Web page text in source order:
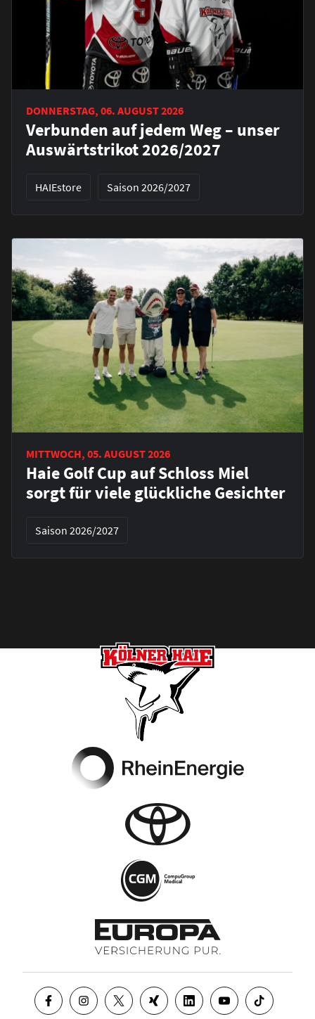
DONNERSTAG, 06. AUGUST 2026
Verbunden auf jedem Weg – unser
Auswärtstrikot 2026/2027
HAIEstore Saison 2026/2027
MITTWOCH, 05. AUGUST 2026
Haie Golf Cup auf Schloss Miel
sorgt für viele glückliche Gesichter
Saison 2026/2027